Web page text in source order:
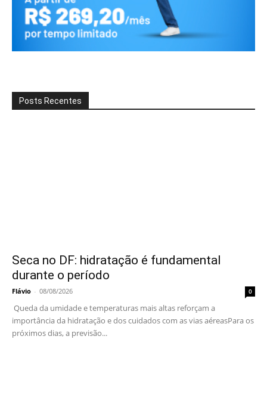
Posts Recentes
Seca no DF: hidratação é fundamental
durante o período
Flávio - 08/08/2026 0
Queda da umidade e temperaturas mais altas reforçam a
importância da hidratação e dos cuidados com as vias aéreasPara os
próximos dias, a previsão...